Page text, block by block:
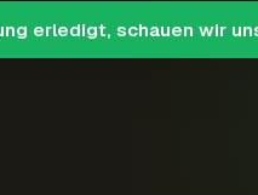
erledigt, schauen wir